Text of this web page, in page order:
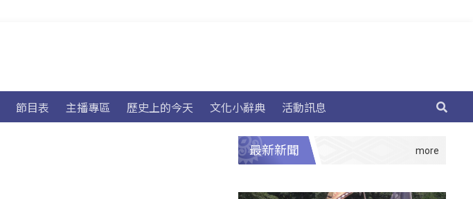
節目表 主播專區 歷史上的今天 文化小辭典 活動訊息
最新新聞